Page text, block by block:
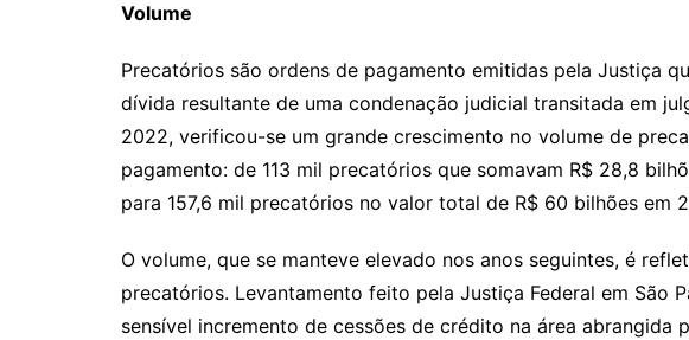
Volume
Precatórios são ordens de pagamento emitidas pela Justiça
dívida resultante de uma condenação judicial transitada em
2022, verificou-se um grande crescimento no volume de
pagamento: de 113 mil precatórios que somavam R$ 28,8
para 157,6 mil precatórios no valor total de R$ 60 bilhões em
O volume, que se manteve elevado nos anos seguintes, é
precatórios. Levantamento feito pela Justiça Federal em São
sensível incremento de cessões de crédito na área abrangida